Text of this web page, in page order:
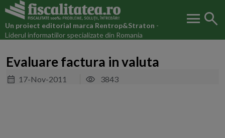
Un proiect editorial marca Rentrop&Straton -
Liderul informatiilor specializate din Romania
menu search
Evaluare factura in valuta
17-Nov-2011 3843